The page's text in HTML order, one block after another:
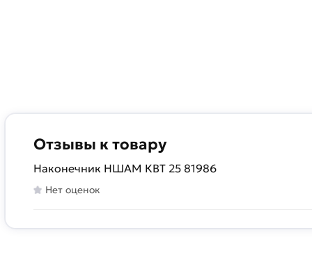
Отзывы к товару
Наконечник НШАМ КВТ 25 81986
Нет оценок